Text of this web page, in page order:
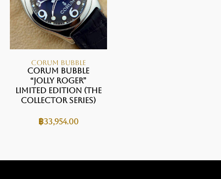
CORUM BUBBLE
Corum Bubble
“Jolly Roger”
Limited Edition (The
Collector Series)
฿33,954.00